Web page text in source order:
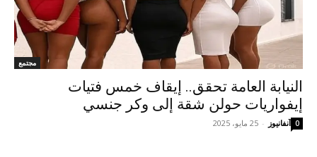
مجتمع
النيابة العامة تحقق.. إيقاف خمس فتيات
إيفواريات حولن شقة إلى وكر جنسي
آنفانيوز - 25 مايو، 2025 0